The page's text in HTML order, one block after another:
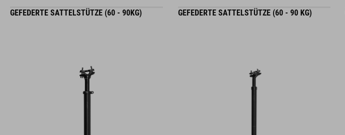
GEFEDERTE SATTELSTÜTZE (60 - 90KG) GEFEDERTE SATTELSTÜTZE (60 - 90 KG)